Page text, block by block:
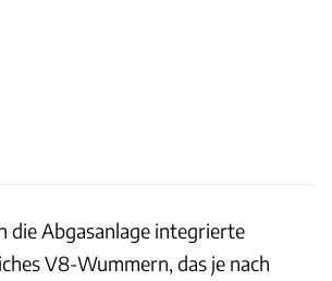
die Abgasanlage integrierte
V8-Wummern, das je nach